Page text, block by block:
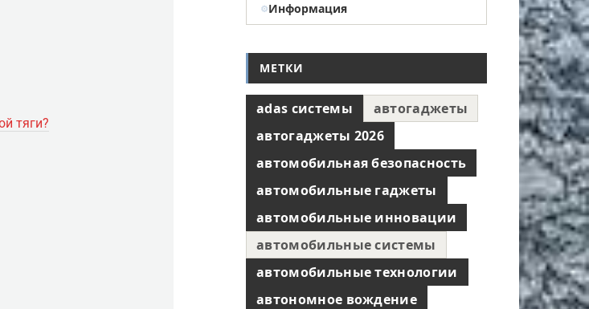
тяги?
Информация
МЕТКИ
adas системы
автогаджеты
автогаджеты 2026
автомобильная безопасность
автомобильные гаджеты
автомобильные инновации
автомобильные системы
автомобильные технологии
автономное вождение